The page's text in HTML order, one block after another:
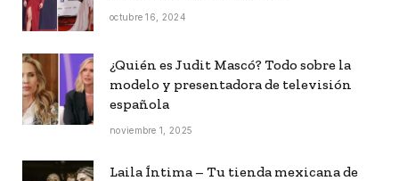
octubre 16, 2024
¿Quién es Judit Mascó? Todo sobre la
modelo y presentadora de televisión
española
noviembre 1, 2025
Laila Íntima – Tu tienda mexicana de